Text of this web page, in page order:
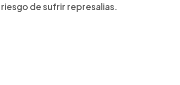
de sufrir represalias.